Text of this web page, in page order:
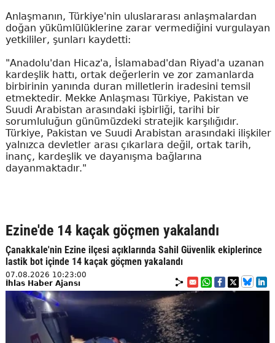
Anlaşmanın, Türkiye'nin uluslararası anlaşmalardan
doğan yükümlülüklerine zarar vermediğini vurgulayan
yetkililer, şunları kaydetti:
"Anadolu'dan Hicaz'a, İslamabad'dan Riyad'a uzanan
kardeşlik hattı, ortak değerlerin ve zor zamanlarda
birbirinin yanında duran milletlerin iradesini temsil
etmektedir. Mekke Anlaşması Türkiye, Pakistan ve
Suudi Arabistan arasındaki işbirliği, tarihi bir
sorumluluğun günümüzdeki stratejik karşılığıdır.
Türkiye, Pakistan ve Suudi Arabistan arasındaki ilişkiler
yalnızca devletler arası çıkarlara değil, ortak tarih,
inanç, kardeşlik ve dayanışma bağlarına
dayanmaktadır."
Ezine'de 14 kaçak göçmen yakalandı
Çanakkale'nin Ezine ilçesi açıklarında Sahil Güvenlik ekiplerince
lastik bot içinde 14 kaçak göçmen yakalandı
07.08.2026 10:23:00
İhlas Haber Ajansı